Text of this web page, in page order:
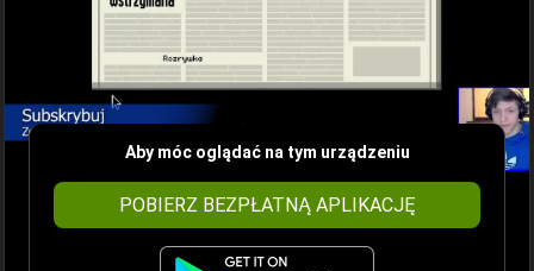
Aby móc oglądać na tym urządzeniu
POBIERZ BEZPŁATNĄ APLIKACJĘ